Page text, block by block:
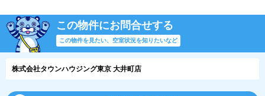
この物件にお問合せする
この物件を見たい、空室状況を知りたいなど
株式会社タウンハウジング東京 大井町店